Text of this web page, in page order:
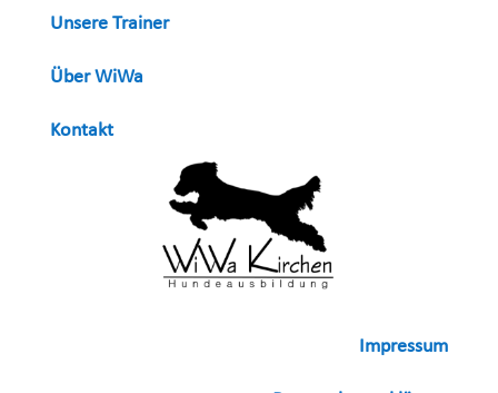
Unsere Trainer
Über WiWa
Kontakt
Impressum